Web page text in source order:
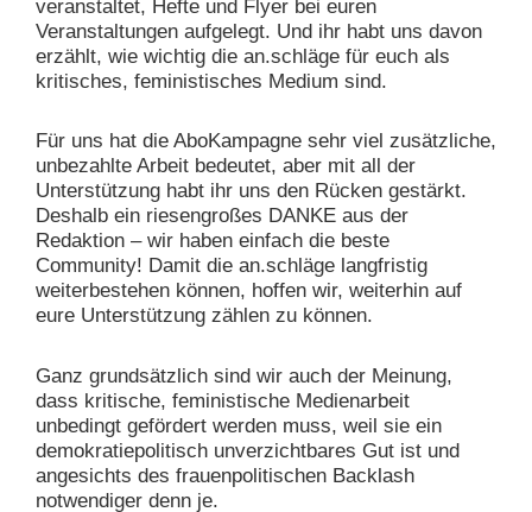
veranstaltet, Hefte und Flyer bei euren
Veranstaltungen aufgelegt. Und ihr habt uns davon
erzählt, wie wichtig die an.schläge für euch als
kritisches, feministisches Medium sind.
Für uns hat die Abo­Kampagne sehr viel zusätzliche,
unbezahlte Arbeit bedeutet, aber mit all der
Unterstützung habt ihr uns den Rücken gestärkt.
Deshalb ein riesengroßes DANKE aus der
Redaktion – wir haben einfach die beste
Community! Damit die an.schläge langfristig
weiterbestehen können, hoffen wir, weiterhin auf
eure Unterstützung zählen zu können.
Ganz grundsätzlich sind wir auch der Meinung,
dass kritische, feministische Medienarbeit
unbedingt gefördert werden muss, weil sie ein
demokratiepolitisch unverzichtbares Gut ist und
angesichts des frauenpolitischen Backlash
notwendiger denn je.